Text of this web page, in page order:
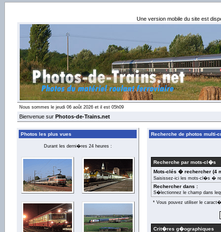
Une version mobile du site est
Nous sommes le jeudi 06 août 2026 et il est 05h09
Bienvenue sur Photos-de-Trains.net
Photos les plus vues
Durant les derni�res 24 heures :
Recherche de photos multi-
Recherche par mots-cl�s
Mots-clés � rechercher (4
Saisissez-ici les mots-cl�s �
Rechercher dans :
S�lectionnez le champ dans
* Vous pouvez utiliser le
Crit�res g�ographiques